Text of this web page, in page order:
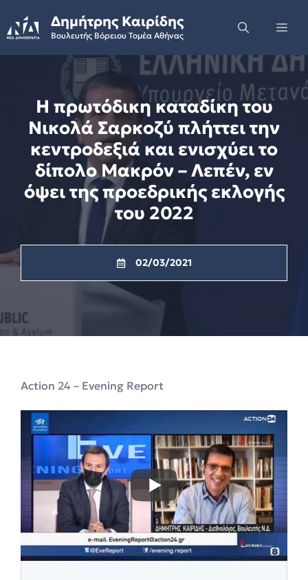
to
content
Δημήτρης Καιρίδης
Βουλευτής Βόρειου Τομέα Αθήνας
Η πρωτόδικη καταδίκη του
Νικολά Σαρκοζύ πλήττει την
κεντροδεξιά και ενισχύει το
δίπολο Μακρόν – Λεπέν, εν
όψει της προεδρικής εκλογής
του 2022
02/03/2021
Action 24 – Evening Report